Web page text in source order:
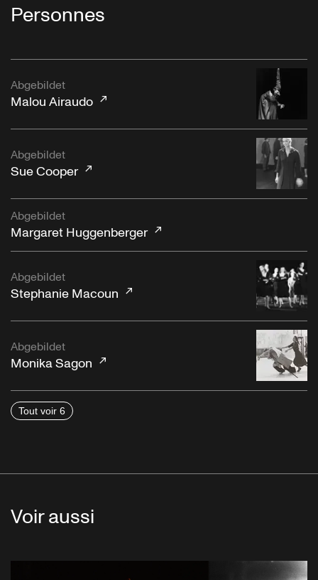
Personnes
Abgebildet
Malou Airaudo
Abgebildet
Sue Cooper
Abgebildet
Margaret Huggenberger
Abgebildet
Stephanie Macoun
Abgebildet
Monika Sagon
Tout voir 6
Voir aussi